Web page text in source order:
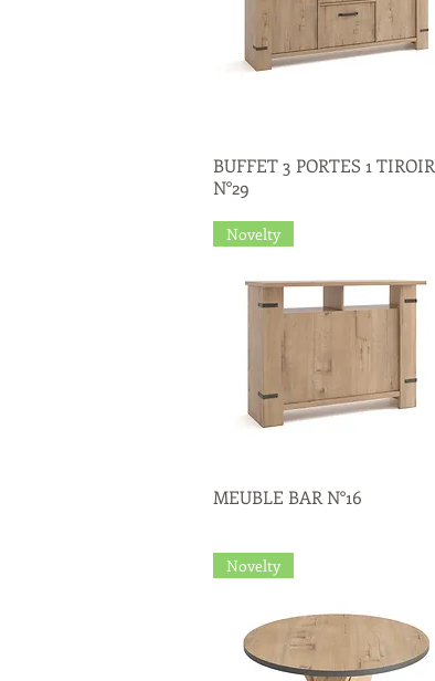
Quick View
BUFFET 3 PORTES 1 TIROIR
N°29
Quick View
Novelty
MEUBLE BAR N°16
Novelty